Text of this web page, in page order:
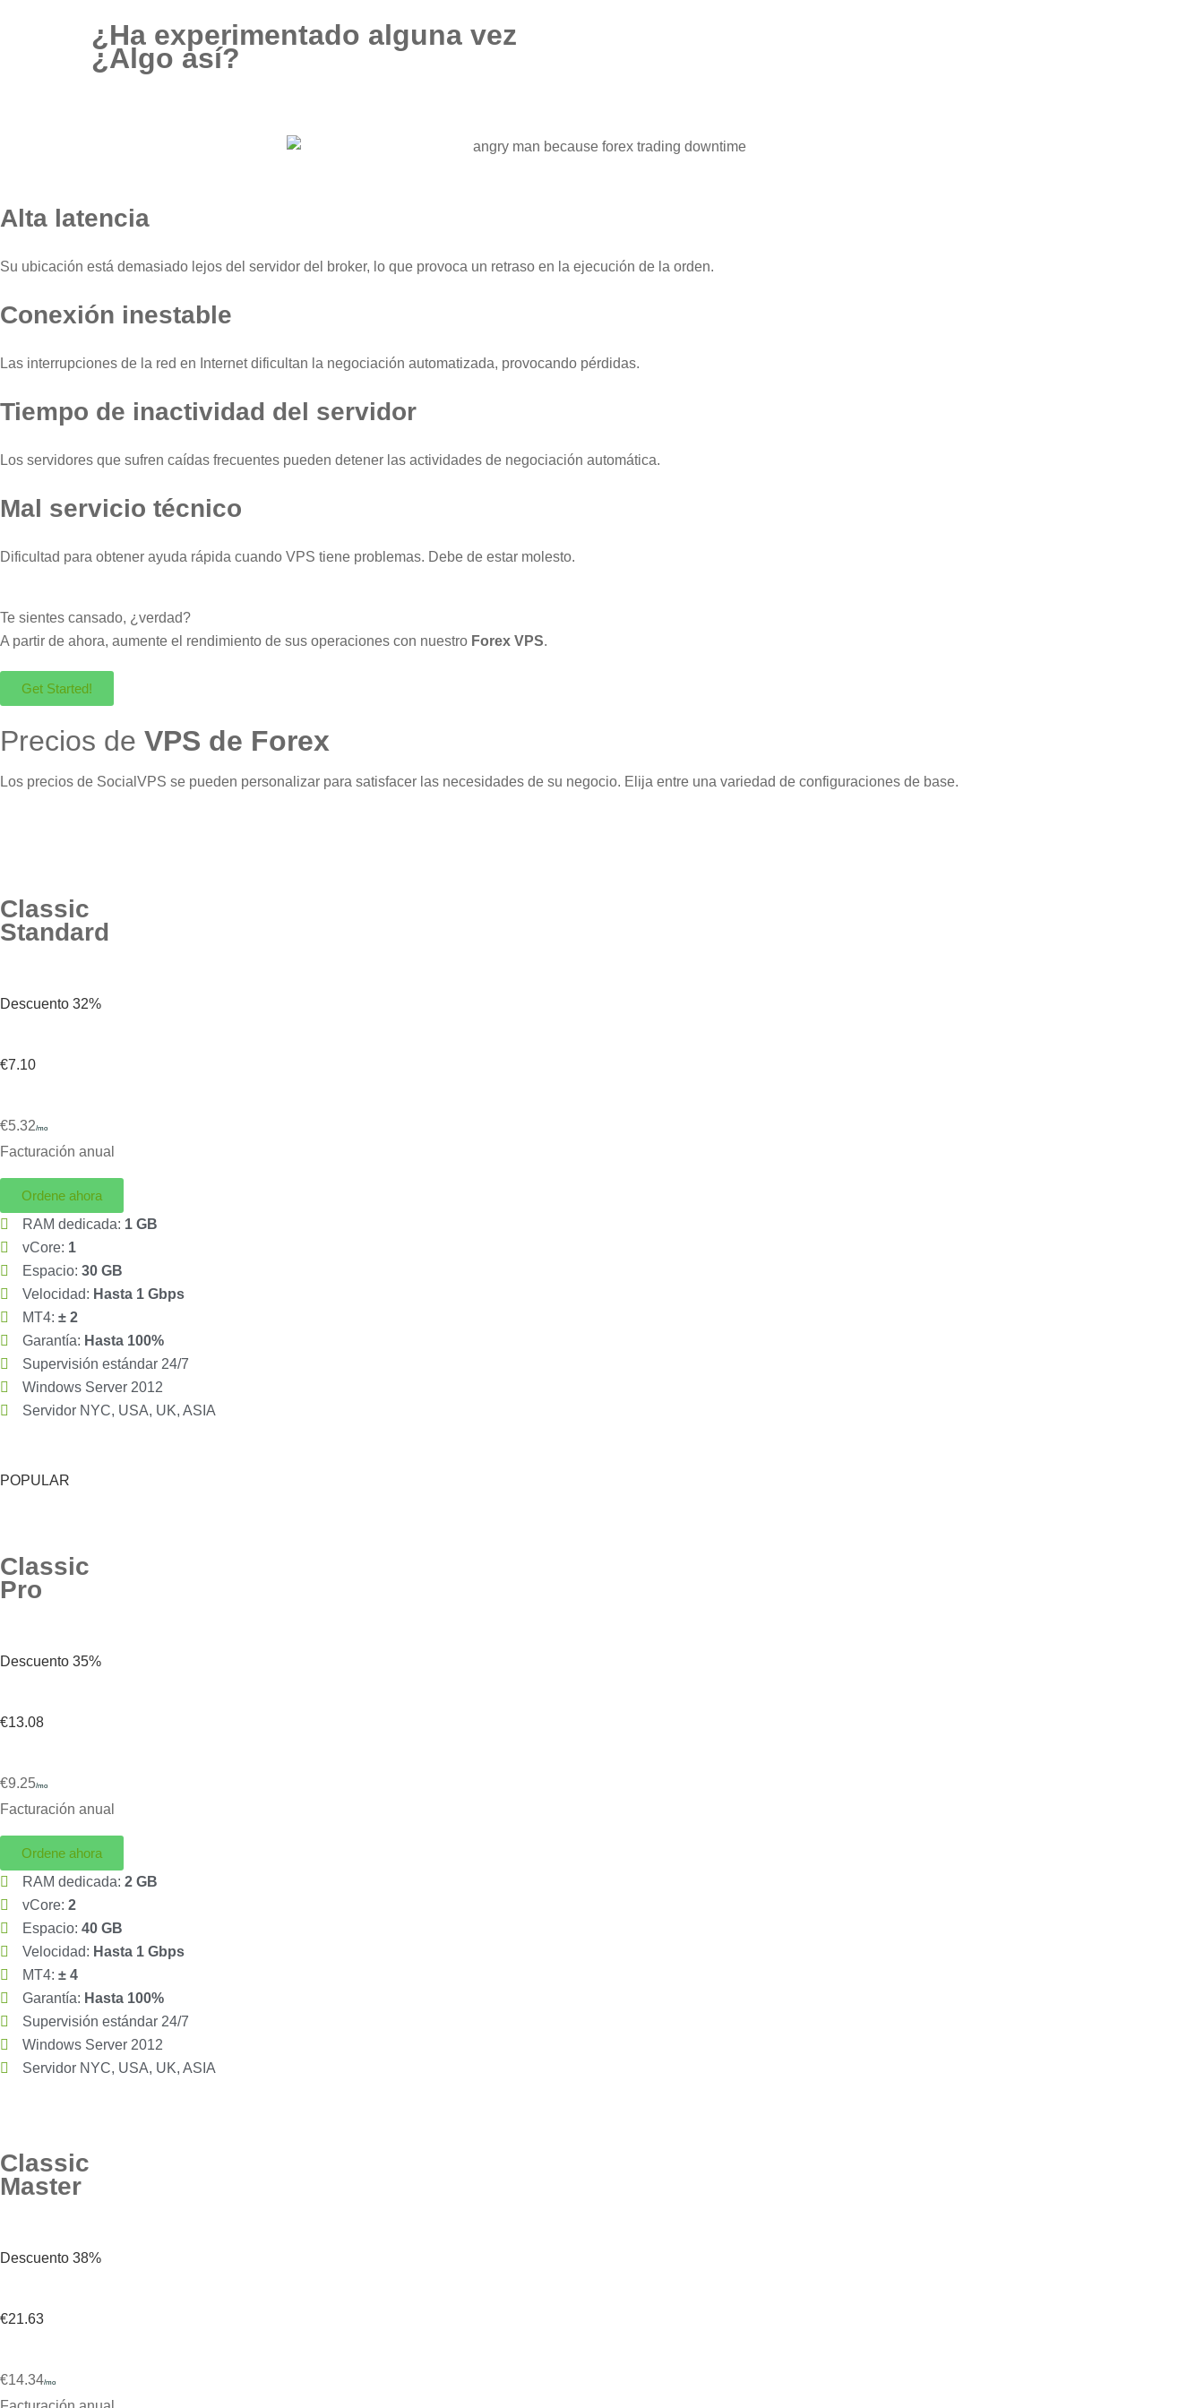
¿Ha experimentado alguna vez
¿Algo así?
Alta latencia
Su ubicación está demasiado lejos del servidor del broker, lo que provoca un retraso en la ejecución de la orden.
Conexión inestable
Las interrupciones de la red en Internet dificultan la negociación automatizada, provocando pérdidas.
Tiempo de inactividad del servidor
Los servidores que sufren caídas frecuentes pueden detener las actividades de negociación automática.
Mal servicio técnico
Dificultad para obtener ayuda rápida cuando VPS tiene problemas. Debe de estar molesto.
Te sientes cansado, ¿verdad?
A partir de ahora, aumente el rendimiento de sus operaciones con nuestro Forex VPS.
Get Started!
Precios de VPS de Forex
Los precios de SocialVPS se pueden personalizar para satisfacer las necesidades de su negocio. Elija entre una variedad de configuraciones de base.
Classic
Standard
Descuento 32%
€7.10
€5.32/mo
Facturación anual
Ordene ahora
RAM dedicada: 1 GB
vCore: 1
Espacio: 30 GB
Velocidad: Hasta 1 Gbps
MT4: ± 2
Garantía: Hasta 100%
Supervisión estándar 24/7
Windows Server 2012
Servidor NYC, USA, UK, ASIA
POPULAR
Classic
Pro
Descuento 35%
€13.08
€9.25/mo
Facturación anual
Ordene ahora
RAM dedicada: 2 GB
vCore: 2
Espacio: 40 GB
Velocidad: Hasta 1 Gbps
MT4: ± 4
Garantía: Hasta 100%
Supervisión estándar 24/7
Windows Server 2012
Servidor NYC, USA, UK, ASIA
Classic
Master
Descuento 38%
€21.63
€14.34/mo